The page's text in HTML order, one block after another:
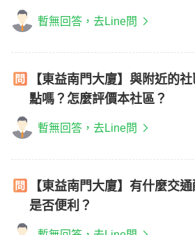
暫無回答，去Line問
【東益南門大廈】與附近的
點嗎？怎麼評價本社區？
暫無回答，去Line問
【東益南門大廈】有什麼交
是否便利？